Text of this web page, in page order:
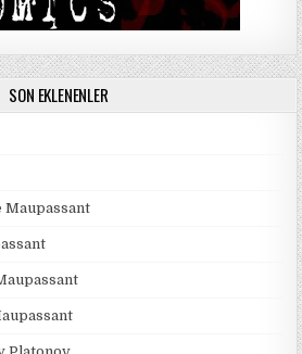
SON EKLENENLER
Maupassant